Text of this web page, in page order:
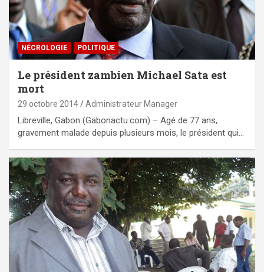
NÉCROLOGIE POLITIQUE
Le président zambien Michael Sata est
mort
29 octobre 2014 Administrateur Manager
Libreville, Gabon (Gabonactu.com) – Agé de 77 ans,
gravement malade depuis plusieurs mois, le président qui…